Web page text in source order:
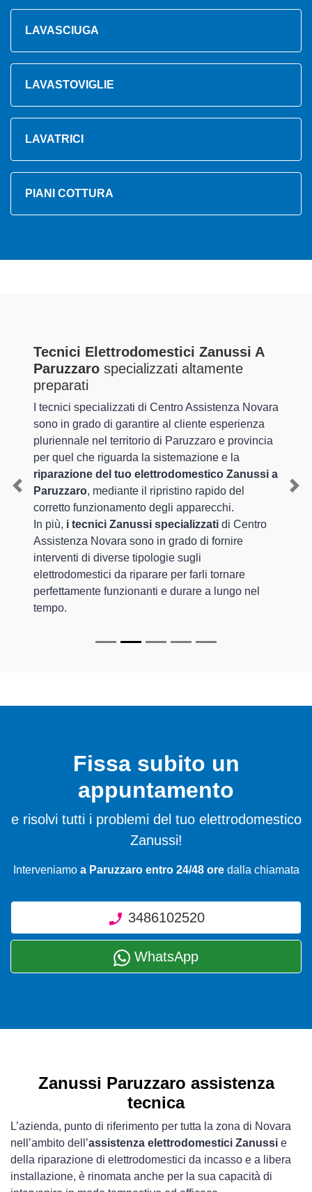
LAVASCIUGA
LAVASTOVIGLIE
LAVATRICI
PIANI COTTURA
Tecnici Elettrodomestici Zanussi A
Paruzzaro specializzati altamente
preparati
I tecnici specializzati di Centro Assistenza Novara
sono in grado di garantire al cliente esperienza
pluriennale nel territorio di Paruzzaro e provincia
per quel che riguarda la sistemazione e la
riparazione del tuo elettrodomestico Zanussi a
Paruzzaro, mediante il ripristino rapido del
corretto funzionamento degli apparecchi.
In più, i tecnici Zanussi specializzati di Centro
Assistenza Novara sono in grado di fornire
interventi di diverse tipologie sugli
elettrodomestici da riparare per farli tornare
perfettamente funzionanti e durare a lungo nel
tempo.
Previous
Fissa subito un
appuntamento
e risolvi tutti i problemi del tuo elettrodomestico
Zanussi!
Interveniamo a Paruzzaro entro 24/48 oredalla chiamata
3486102520
WhatsApp
Zanussi Paruzzaro assistenza
tecnica
L’azienda, punto di riferimento per tutta la zona di Novara
nell’ambito dell’assistenza elettrodomestici Zanussi e
della riparazione di elettrodomestici da incasso e a libera
installazione, è rinomata anche per la sua capacità di